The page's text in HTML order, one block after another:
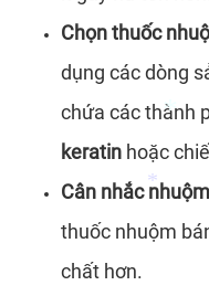
*
*
Chọn thuốc
dụng các dòng
chứa các thành
keratin hoặc
Cân nhắc
thuốc nhuộm
chất hơn.